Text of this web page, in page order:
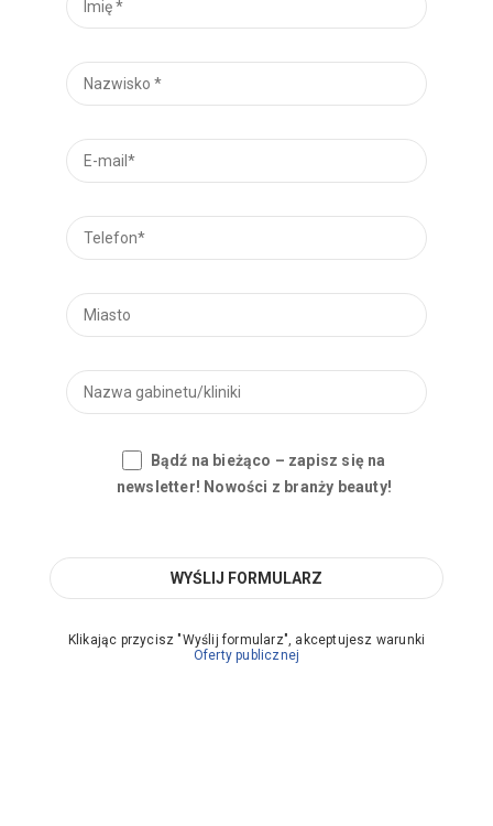
Bądź na bieżąco – zapisz się na
newsletter! Nowości z branży beauty!
Klikając przycisz "Wyślij formularz", akceptujesz warunki
Oferty publicznej